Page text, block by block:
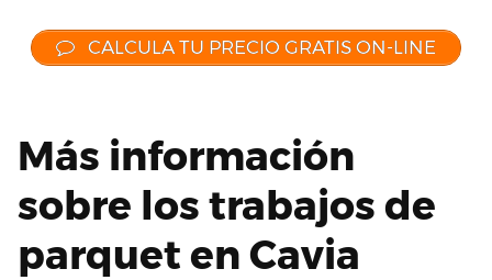
CALCULA TU PRECIO GRATIS ON-LINE
Más información
sobre los trabajos de
parquet en Cavia